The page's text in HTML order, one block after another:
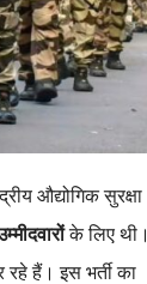
औद्योगिक सुरक्षा
के लिए थी।
रहे हैं। इस भर्ती का